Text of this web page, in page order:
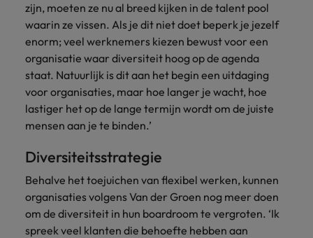
zijn, moeten ze nu al breed kijken in de talent pool
waarin ze vissen. Als je dit niet doet beperk je jezelf
enorm; veel werknemers kiezen bewust voor een
organisatie waar diversiteit hoog op de agenda
staat. Natuurlijk is dit aan het begin een uitdaging
voor organisaties, maar hoe langer je wacht, hoe
lastiger het op de lange termijn wordt om de juiste
mensen aan je te binden.’
Diversiteitsstrategie
Behalve het toejuichen van flexibel werken, kunnen
organisaties volgens Van der Groen nog meer doen
om de diversiteit in hun boardroom te vergroten. ‘Ik
spreek veel klanten die behoefte hebben aan